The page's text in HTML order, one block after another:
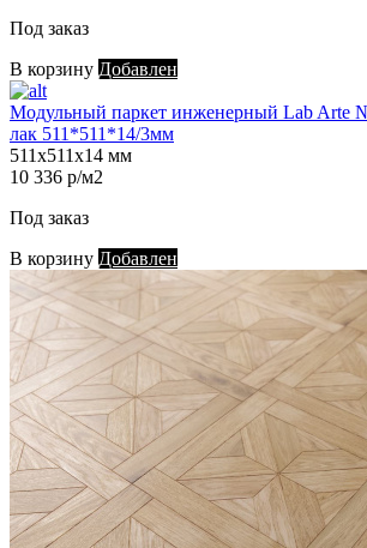
Под заказ
В корзину Добавлен
Модульный паркет инженерный Lab Arte
лак 511*511*14/3мм
511х511х14 мм
10 336 р/м2
Под заказ
В корзину Добавлен